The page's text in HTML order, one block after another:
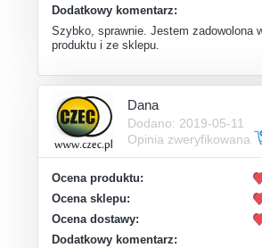
Dodatkowy komentarz:
Szybko, sprawnie. Jestem zadowolona
produktu i ze sklepu.
Dana
Dodano: 2019-05-11
Opinia zweryfikowana
Ocena produktu:
Ocena sklepu:
Ocena dostawy:
Dodatkowy komentarz: